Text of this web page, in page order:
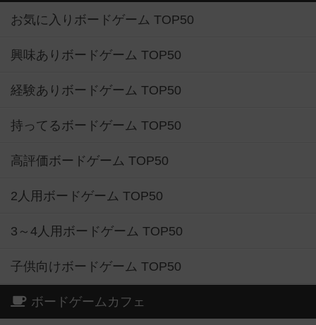
お気に入りボードゲーム TOP50
興味ありボードゲーム TOP50
経験ありボードゲーム TOP50
持ってるボードゲーム TOP50
高評価ボードゲーム TOP50
2人用ボードゲーム TOP50
3～4人用ボードゲーム TOP50
子供向けボードゲーム TOP50
ボードゲームカフェ